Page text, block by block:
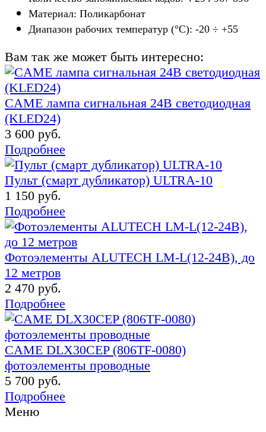
Материал: Поликарбонат
Диапазон рабочих температур (°C): -20 ÷ +55
Вам так же может быть интересно:
CAME лампа сигнальная 24В светодиодная
(KLED24)
3 600 руб.
Подробнее
Пульт (смарт дубликатор) ULTRA-10
1 150 руб.
Подробнее
Фотоэлементы ALUTECH LM-L(12-24В), до
12 метров
2 470 руб.
Подробнее
CAME DLX30CEP (806TF-0080)
фотоэлементы проводные
5 700 руб.
Подробнее
Меню